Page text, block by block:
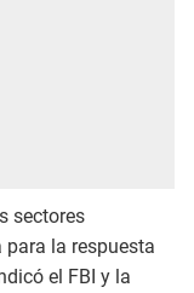
sectores
la respuesta
el FBI y la